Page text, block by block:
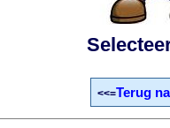
<<=Terug